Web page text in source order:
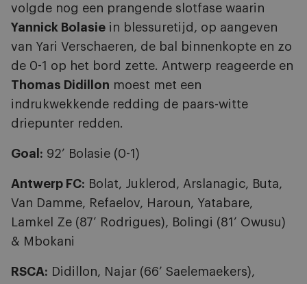
volgde nog een prangende slotfase waarin
Yannick Bolasie in blessuretijd, op aangeven
van Yari Verschaeren, de bal binnenkopte en zo
de 0-1 op het bord zette. Antwerp reageerde en
Thomas Didillon moest met een
indrukwekkende redding de paars-witte
driepunter redden.
Goal: 92’ Bolasie (0-1)
Antwerp FC: Bolat, Juklerod, Arslanagic, Buta,
Van Damme, Refaelov, Haroun, Yatabare,
Lamkel Ze (87’ Rodrigues), Bolingi (81’ Owusu)
& Mbokani
RSCA: Didillon, Najar (66’ Saelemaekers),